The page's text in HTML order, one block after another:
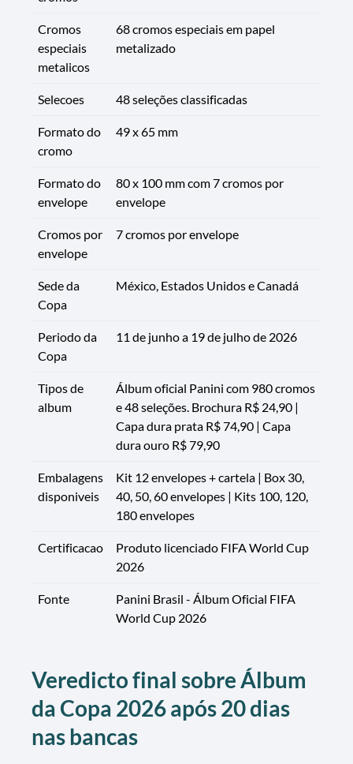
Cromos
especiais
metalicos
68 cromos especiais em papel
metalizado
Selecoes 48 seleções classificadas
Formato do
cromo
49 x 65 mm
Formato do
envelope
80 x 100 mm com 7 cromos por
envelope
Cromos por
envelope
7 cromos por envelope
Sede da
Copa
México, Estados Unidos e Canadá
Periodo da
Copa
11 de junho a 19 de julho de 2026
Tipos de
album
Álbum oficial Panini com 980 cromos
e 48 seleções. Brochura R$ 24,90 |
Capa dura prata R$ 74,90 | Capa
dura ouro R$ 79,90
Embalagens
disponiveis
Kit 12 envelopes + cartela | Box 30,
40, 50, 60 envelopes | Kits 100, 120,
180 envelopes
Certificacao
Produto licenciado FIFA World Cup
2026
Fonte
Panini Brasil - Álbum Oficial FIFA
World Cup 2026
Veredicto final sobre Álbum
da Copa 2026 após 20 dias
nas bancas